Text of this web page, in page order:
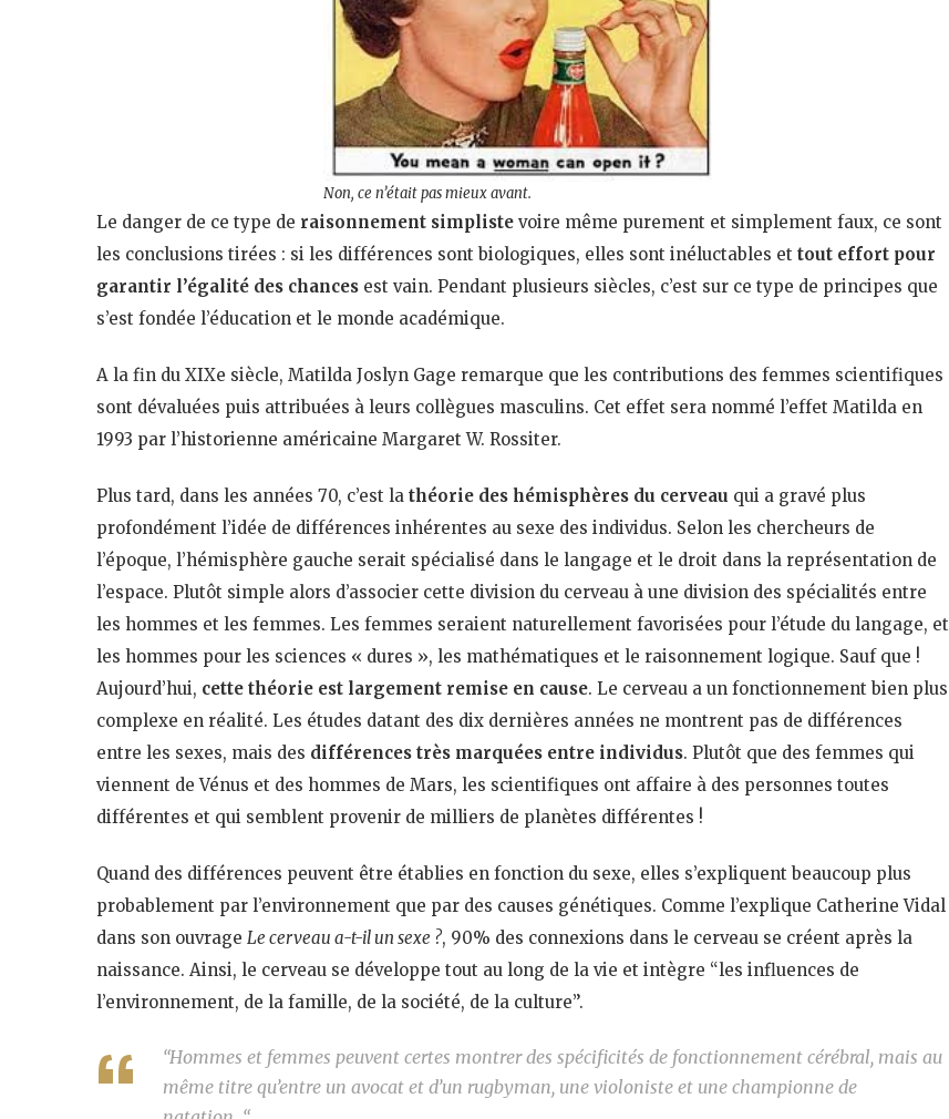
Non, ce n’était pas mieux avant.
Le danger de ce type de raisonnement simpliste voire même purement et simplement faux, ce sont
les conclusions tirées : si les différences sont biologiques, elles sont inéluctables et tout effort pour
garantir l’égalité des chances est vain. Pendant plusieurs siècles, c’est sur ce type de principes que
s’est fondée l’éducation et le monde académique.
A la fin du XIXe siècle, Matilda Joslyn Gage remarque que les contributions des femmes scientifiques
sont dévaluées puis attribuées à leurs collègues masculins. Cet effet sera nommé l’effet Matilda en
1993 par l’historienne américaine Margaret W. Rossiter.
Plus tard, dans les années 70, c’est la théorie des hémisphères du cerveau qui a gravé plus
profondément l’idée de différences inhérentes au sexe des individus. Selon les chercheurs de
l’époque, l’hémisphère gauche serait spécialisé dans le langage et le droit dans la représentation de
l’espace. Plutôt simple alors d’associer cette division du cerveau à une division des spécialités entre
les hommes et les femmes. Les femmes seraient naturellement favorisées pour l’étude du langage, et
les hommes pour les sciences « dures », les mathématiques et le raisonnement logique. Sauf que !
Aujourd’hui, cette théorie est largement remise en cause. Le cerveau a un fonctionnement bien plus
complexe en réalité. Les études datant des dix dernières années ne montrent pas de différences
entre les sexes, mais des différences très marquées entre individus. Plutôt que des femmes qui
viennent de Vénus et des hommes de Mars, les scientifiques ont affaire à des personnes toutes
différentes et qui semblent provenir de milliers de planètes différentes !
Quand des différences peuvent être établies en fonction du sexe, elles s’expliquent beaucoup plus
probablement par l’environnement que par des causes génétiques. Comme l’explique Catherine Vidal
dans son ouvrage Le cerveau a-t-il un sexe ?, 90% des connexions dans le cerveau se créent après la
naissance. Ainsi, le cerveau se développe tout au long de la vie et intègre “les influences de
l’environnement, de la famille, de la société, de la culture”.
“Hommes et femmes peuvent certes montrer des spécificités de fonctionnement cérébral, mais au
même titre qu’entre un avocat et d’un rugbyman, une violoniste et une championne de